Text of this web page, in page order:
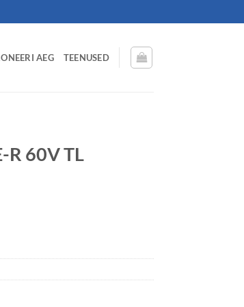
AEG TEENUSED
R 60V TL